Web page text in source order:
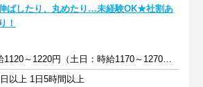
ばしたり、丸めたり…未経験OK★社割あ
り！
時給1120～1220円（土日：時給1170～1270円）＋交通費
以上 1日5時間以上